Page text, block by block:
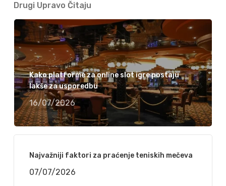
Drugi Upravo Čitaju
Kako platforme za online slot igre postaju
lakše za usporedbu
16/07/2026
Najvažniji faktori za praćenje teniskih mečeva
07/07/2026